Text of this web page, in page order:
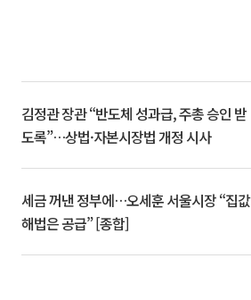
김정관 장관 “반도체 성과급, 주총 승인 받
도록”…상법·자본시장법 개정 시사
세금 꺼낸 정부에…오세훈 서울시장 “집값
해법은 공급” [종합]